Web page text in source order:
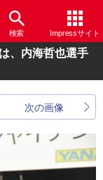
検索 Impressサイト
、内海哲也選手
次の画像